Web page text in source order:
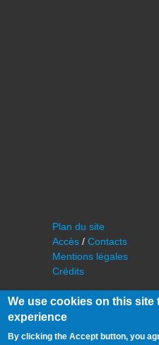
Plan du site
Accès / Contacts
Mentions légales
Crédits
We use cookies on this
experience
By clicking the Accept button, you